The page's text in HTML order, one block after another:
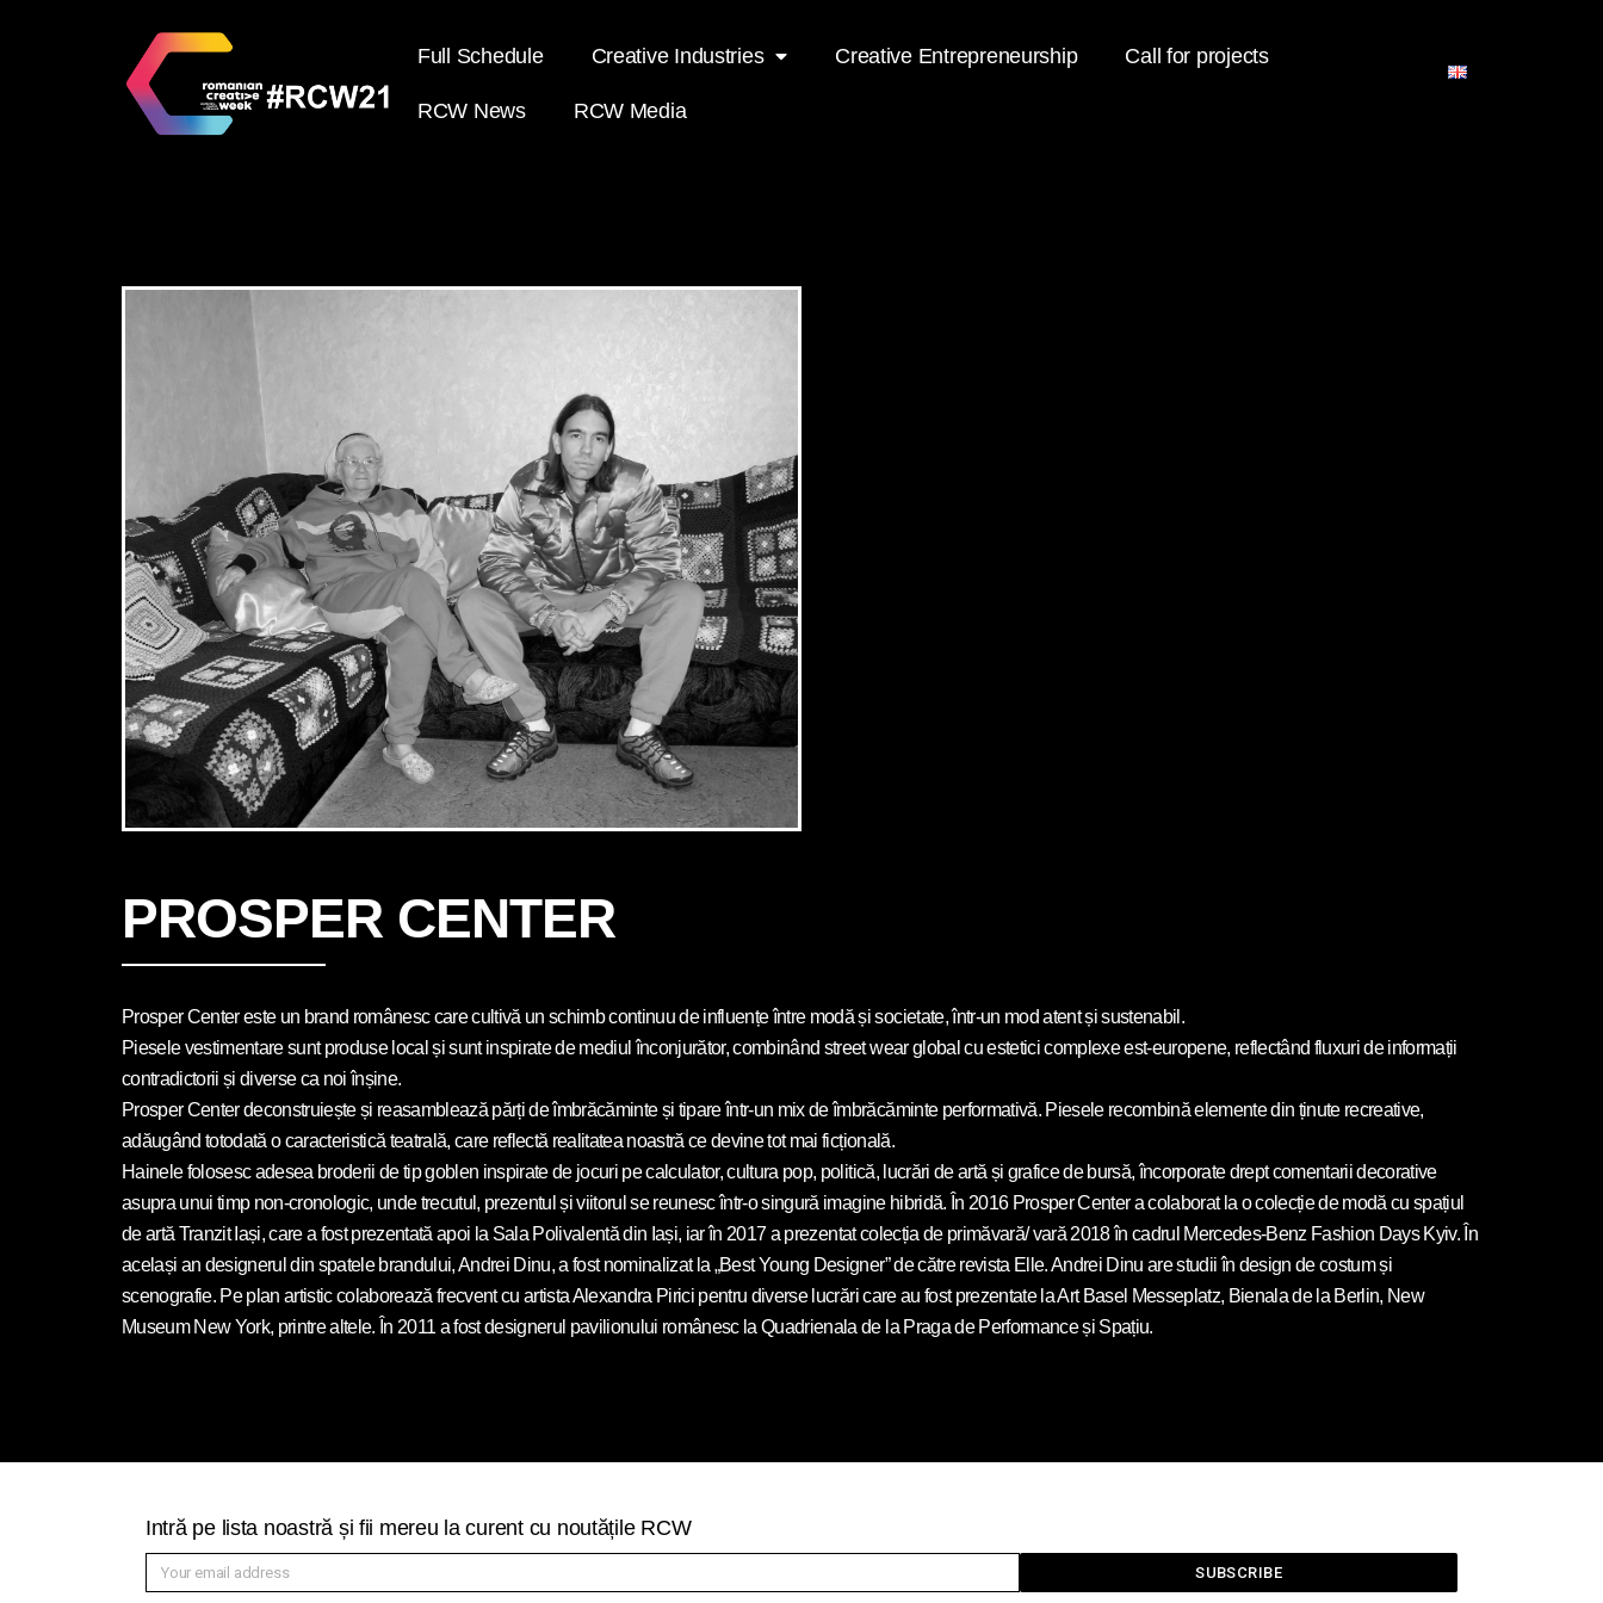
Full Schedule Creative Industries Creative Entrepreneurship Call for projects
RCW News RCW Media
PROSPER CENTER
Prosper Center este un brand românesc care cultivă un schimb continuu de influențe între modă și societate, într-un mod atent și sustenabil.
Piesele vestimentare sunt produse local și sunt inspirate de mediul înconjurător, combinând street wear global cu estetici complexe est-europene, reflectând fluxuri de informații
contradictorii și diverse ca noi înșine.
Prosper Center deconstruiește și reasamblează părți de îmbrăcăminte și tipare într-un mix de îmbrăcăminte performativă. Piesele recombină elemente din ținute recreative,
adăugând totodată o caracteristică teatrală, care reflectă realitatea noastră ce devine tot mai ficțională.
Hainele folosesc adesea broderii de tip goblen inspirate de jocuri pe calculator, cultura pop, politică, lucrări de artă și grafice de bursă, încorporate drept comentarii decorative
asupra unui timp non-cronologic, unde trecutul, prezentul și viitorul se reunesc într-o singură imagine hibridă. În 2016 Prosper Center a colaborat la o colecție de modă cu spațiul
de artă Tranzit Iași, care a fost prezentată apoi la Sala Polivalentă din Iași, iar în 2017 a prezentat colecția de primăvară/ vară 2018 în cadrul Mercedes-Benz Fashion Days Kyiv. În
același an designerul din spatele brandului, Andrei Dinu, a fost nominalizat la „Best Young Designer” de către revista Elle. Andrei Dinu are studii în design de costum și
scenografie. Pe plan artistic colaborează frecvent cu artista Alexandra Pirici pentru diverse lucrări care au fost prezentate la Art Basel Messeplatz, Bienala de la Berlin, New
Museum New York, printre altele. În 2011 a fost designerul pavilionului românesc la Quadrienala de la Praga de Performance și Spațiu.
Intră pe lista noastră și fii mereu la curent cu noutățile RCW
SUBSCRIBE